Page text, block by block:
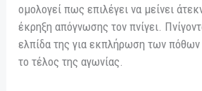
ομολογεί πως επιλέγει να μείνει
έκρηξη απόγνωσης τον πνίγει.
ελπίδα της για εκπλήρωση των πόθων
το τέλος της αγωνίας.